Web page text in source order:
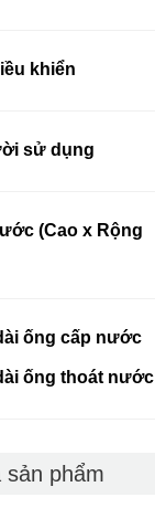
khiển
sử dụng
(Cao x Rộng
ống cấp nước
ống thoát nước
sản phẩm